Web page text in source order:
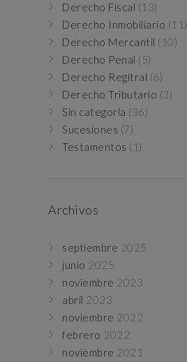
Derecho Fiscal (13)
Derecho Inmobiliario (11)
Derecho Mercantil (10)
Derecho Penal (5)
Derecho Regitral (6)
Derecho Tributario (3)
Sin categoría (36)
Sucesiones (7)
Testamentos (1)
Archivos
septiembre 2025
junio 2025
noviembre 2023
abril 2023
noviembre 2022
febrero 2022
noviembre 2021